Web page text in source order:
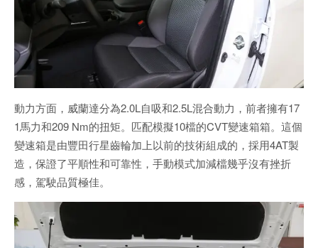
動力方面，威蘭達分為2.0L自吸和2.5L混合動力，前者擁有17
1馬力和209 Nm的扭矩。匹配模擬10檔的CVT變速箱箱。這個
變速箱是由豐田行星齒輪加上以前的技術組成的，採用4AT製
造，保證了平順性和可靠性，手動模式加減檔幾乎沒有挫折
感，駕駛品質極佳。